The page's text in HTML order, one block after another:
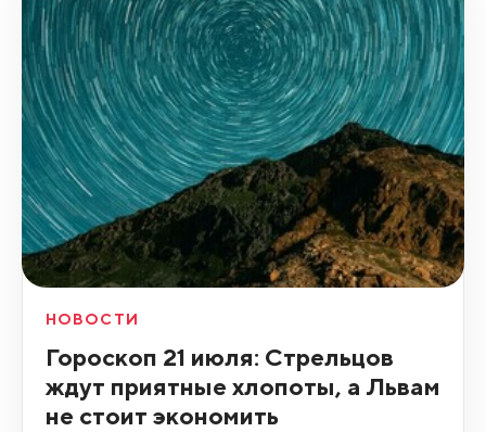
НОВОСТИ
Гороскоп 21 июля: Стрельцов
ждут приятные хлопоты, а Львам
не стоит экономить